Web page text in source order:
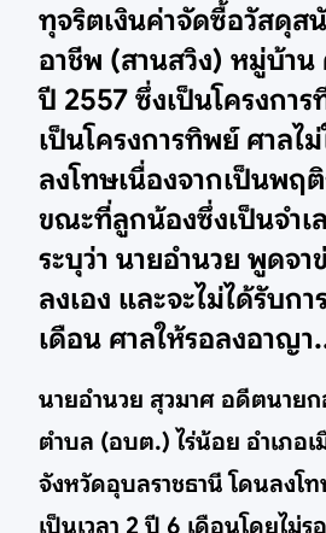
ทุจริตเงินค่าจัดซื้อวัสดุ
อาชีพ (สานสวิง) หมู่บ้าน
ปี 2557 ซึ่งเป็นโครงการ
เป็นโครงการทิพย์ ศาลไ
ลงโทษเนื่องจากเป็นพฤ
ขณะที่ลูกน้องซึ่งเป็นจำเ
ระบุว่า นายอำนวย พูดจา
ลงเอง และจะไม่ได้รับก
เดือน ศาลให้รอลงอาญา
นายอำนวย สุวมาศ อดีตนายก
ตำบล (อบต.) ไร่น้อย อำเภอเ
จังหวัดอุบลราชธานี โดนลงโ
เป็นเวลา 2 ปี 6 เดือนโดยไม่